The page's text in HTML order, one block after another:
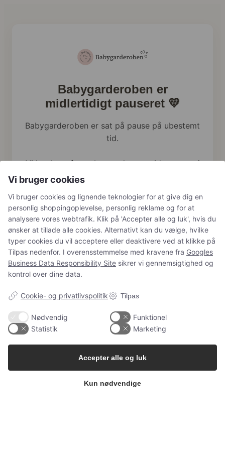
Babygarderoben er
midlertidigt pauseret 💛
Babygarderoben er sat på pause på ubestemt
tid.
Vi har brug for at bruge al vores tid og energi
på familien lige nu, og webshoppen holder
Har du tidligere bestilt hos os, håndterer vi
naturligvis stadig returneringer, reklamationer
og spørgsmål som normalt.
ms@babygarderoben.dk
Kærlige hilsner fra Mette fra Babygarderoben
Vi bruger cookies
Vi bruger cookies og lignende teknologier for at give dig en
personlig shoppingoplevelse, personlig reklame og for at
analysere vores webtrafik. Klik på 'Accepter alle og luk', hvis du
ønsker at tillade alle cookies. Alternativt kan du vælge, hvilke
typer cookies du vil acceptere eller deaktivere ved at klikke på
Tilpas nedenfor. I overensstemmelse med kravene fra Googles
Business Data Responsibility Site sikrer vi gennemsigtighed og
kontrol over dine data.
Cookie- og privatlivspolitik Tilpas
Nødvendig
Funktionel
Statistik
Marketing
Kun nødvendige
Accepter alle og luk